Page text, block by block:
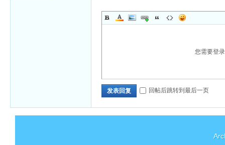
您需要登
发表回复 回帖后跳转到最后一页